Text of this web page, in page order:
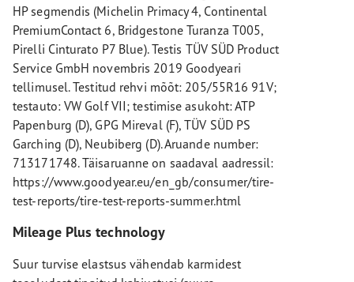
HP segmendis (Michelin Primacy 4, Continental
PremiumContact 6, Bridgestone Turanza T005,
Pirelli Cinturato P7 Blue). Testis TÜV SÜD Product
Service GmbH novembris 2019 Goodyeari
tellimusel. Testitud rehvi mõõt: 205/55R16 91V;
testauto: VW Golf VII; testimise asukoht: ATP
Papenburg (D), GPG Mireval (F), TÜV SÜD PS
Garching (D), Neubiberg (D). Aruande number:
713171748. Täisaruanne on saadaval aadressil:
https://www.goodyear.eu/en_gb/consumer/tire-
test-reports/tire-test-reports-summer.html
Mileage Plus technology
Suur turvise elastsus vähendab karmidest